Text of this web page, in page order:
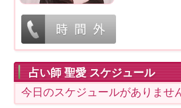
占い師 聖愛 スケジュール
今日のスケジュールがありませ